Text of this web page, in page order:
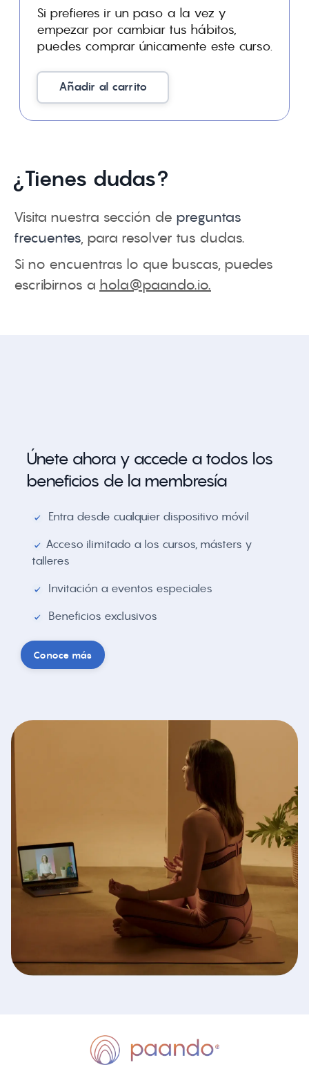
Si prefieres ir un paso a la vez y
empezar por cambiar tus hábitos,
puedes comprar únicamente este curso.
Añadir al carrito
¿Tienes dudas?
Visita nuestra sección de preguntas
frecuentes , para resolver tus dudas.
Si no encuentras lo que buscas, puedes
escribirnos a hola@paando.io.
Únete ahora y accede a todos los
beneficios de la membresía
Entra desde cualquier dispositivo móvil
Acceso ilimitado a los cursos, másters y
talleres
Invitación a eventos especiales
Beneficios exclusivos
Conoce más